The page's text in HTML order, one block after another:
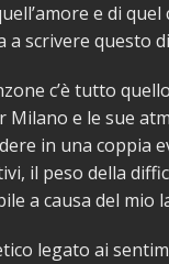
e di
a scrivere questo
c’è tutto
Milano e le sue
in una coppia
il peso della
a causa del mio
legato ai